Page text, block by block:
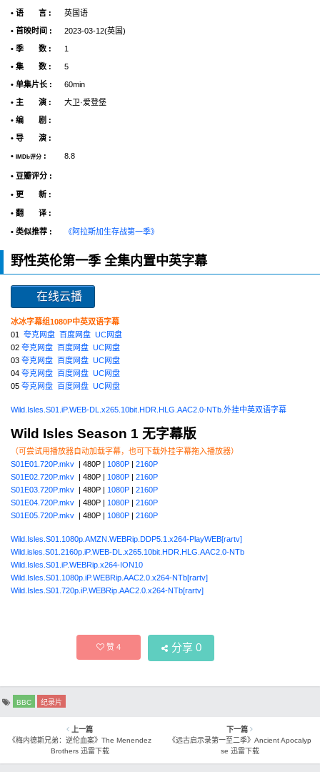
• 语 言 : 英国语
• 首映时间 : 2023-03-12(英国)
• 季 数 : 1
• 集 数 : 5
• 单集片长 : 60min
• 主 演 : 大卫·爱登堡
• 编 剧 :
• 导 演 :
• IMDb评分 : 8.8
• 豆瓣评分 :
• 更 新 :
• 翻 译 :
• 类似推荐 : 《阿拉斯加生存战第一季》
野性英伦第一季 全集内置中英字幕
在线云播
冰冰字幕组1080P中英双语字幕
01 夸克网盘 百度网盘 UC网盘
02 夸克网盘 百度网盘 UC网盘
03 夸克网盘 百度网盘 UC网盘
04 夸克网盘 百度网盘 UC网盘
05 夸克网盘 百度网盘 UC网盘
Wild.Isles.S01.iP.WEB-DL.x265.10bit.HDR.HLG.AAC2.0-NTb.外挂中英双语字幕
Wild Isles Season 1 无字幕版
（可尝试用播放器自动加载字幕，也可下载外挂字幕拖入播放器）
S01E01.720P.mkv | 480P | 1080P | 2160P
S01E02.720P.mkv | 480P | 1080P | 2160P
S01E03.720P.mkv | 480P | 1080P | 2160P
S01E04.720P.mkv | 480P | 1080P | 2160P
S01E05.720P.mkv | 480P | 1080P | 2160P
Wild.Isles.S01.1080p.AMZN.WEBRip.DDP5.1.x264-PlayWEB[rartv]
Wild.isles.S01.2160p.iP.WEB-DL.x265.10bit.HDR.HLG.AAC2.0-NTb
Wild.Isles.S01.iP.WEBRip.x264-ION10
Wild.Isles.S01.1080p.iP.WEBRip.AAC2.0.x264-NTb[rartv]
Wild.Isles.S01.720p.iP.WEBRip.AAC2.0.x264-NTb[rartv]
赞4 分享 0
BBC 纪录片
上一篇
《梅内德斯兄弟：逆伦血案》The Menendez
Brothers 迅雷下载
下一篇
《远古启示录第一至二季》Ancient Apocalyp
se 迅雷下载